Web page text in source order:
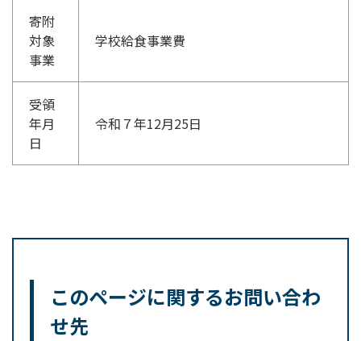
寄附
対象
事業
学校給食事業費
受領
年月
日
令和７年12月25日
このページに関するお問い合わ
せ先